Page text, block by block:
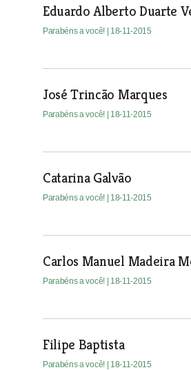
Eduardo Alberto Duarte
Parabéns a você! | 18-11-2015
José Trincão Marques
Parabéns a você! | 18-11-2015
Catarina Galvão
Parabéns a você! | 18-11-2015
Carlos Manuel Madeira
Parabéns a você! | 18-11-2015
Filipe Baptista
Parabéns a você! | 18-11-2015